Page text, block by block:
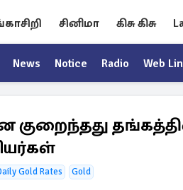
சினிமா கிசு கிசு
News Notice Radio Web
குறைந்தது
Gold Rates Gold